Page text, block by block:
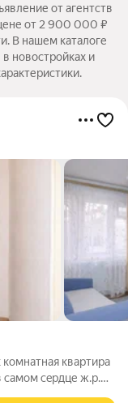
от агентств
от 2 900 000 ₽
В нашем каталоге
новостройках и
квартиpа
cepдце ж.р.